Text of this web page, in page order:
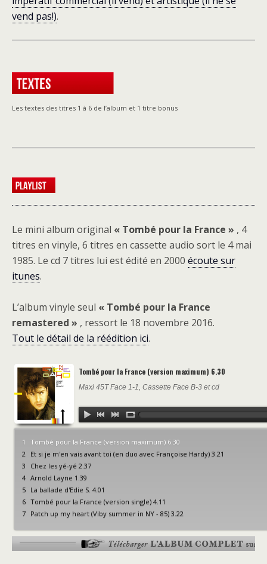
vend pas!).
Les textes des titres 1 à 6 de l’album et 1 titre bonus
Le mini album original « Tombé pour la France » , 4
titres en vinyle, 6 titres en cassette audio sort le 4 mai
1985. Le cd 7 titres lui est édité en 2000 écoute sur
itunes.
L’album vinyle seul « Tombé pour la France
remastered » , ressort le 18 novembre 2016.
Tout le détail de la réédition ici.
Tombé pour la France (version maximum) 6.30
Maxi 45T Face 1-1, Cassette Face B-3 et cd
1
Tombé pour la France (version maximum) 6.30
2 Et si je m'en vais avant toi (en duo avec Françoise Hardy) 3.21
3
Chez les yé-yé 2.37
4 Arnold Layne 1.39
5 La ballade d'Edie S. 4.01
6 Tombé pour la France (version single) 4.11
7 Patch up my heart (Viby summer in NY - 85) 3.22